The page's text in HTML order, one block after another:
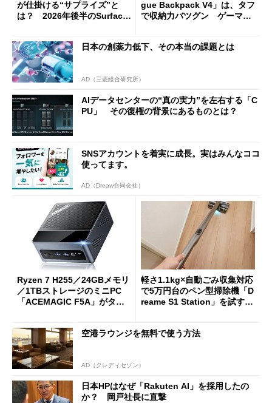
が仕掛ける“サプライズ”と
は？ 2026年後半のSurface
gue Backpack V4」は、タフ
で収納力バツグン ゲーマー
日本の創薬力低下、その本当の課題とは
AD（三菱総合研究所）
AIデータセンターの“真の実力”を左右する「C
PU」 その復権の背景にあるものとは？
SNSアカウントを着実に成長。実はみんなココ
使ってます。
AD（Dreaw合同会社）
Ryzen 7 H255／24GBメモリ
／1TBストレージのミニPC
「ACEMAGIC F5A」がタイ
軽さ1.1kg×自動ごみ収集対応
で5万円台のペン型掃除機「D
reame S1 Station」を試す
空港ラウンジを無料で使う方法
AD（クレディセゾン）
日本HPはなぜ「Rakuten AI」を採用したの
か？ 岡戸社長に直撃